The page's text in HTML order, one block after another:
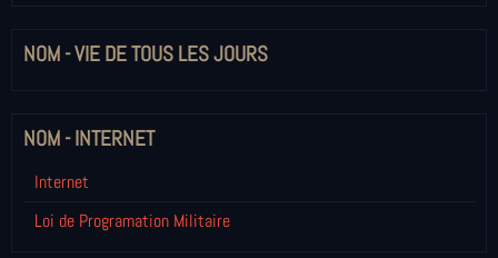
NOM - VIE DE TOUS LES JOURS
NOM - INTERNET
Internet
Loi de Programation Militaire